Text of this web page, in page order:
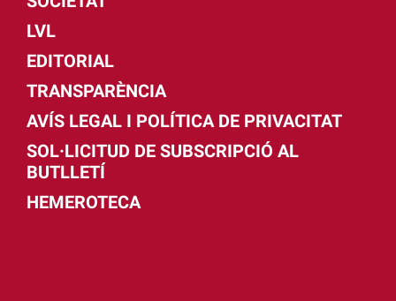
LVL
EDITORIAL
TRANSPARÈNCIA
AVÍS LEGAL I POLÍTICA DE PRIVACITAT
SOL·LICITUD DE SUBSCRIPCIÓ AL
BUTLLETÍ
HEMEROTECA